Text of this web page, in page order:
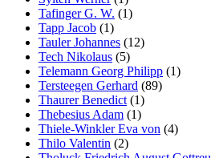
Tafinger G. W. (1)
Tapp Jacob (1)
Tauler Johannes (12)
Tech Nikolaus (5)
Telemann Georg Philipp (1)
Tersteegen Gerhard (89)
Thaurer Benedict (1)
Thebesius Adam (1)
Thiele-Winkler Eva von (4)
Thilo Valentin (2)